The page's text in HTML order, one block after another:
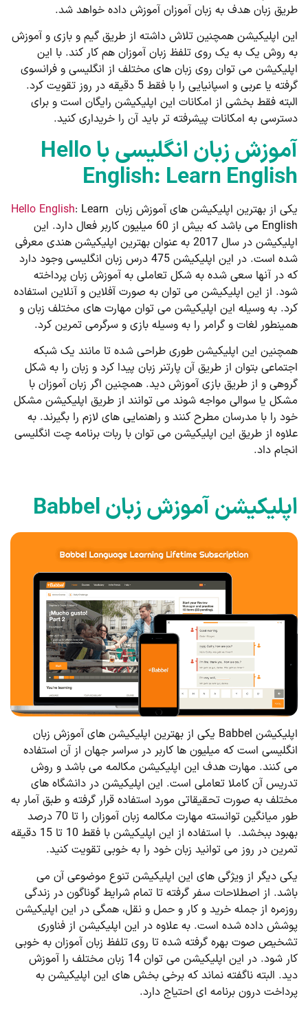
طریق زبان هدف به زبان آموزان آموزش داده خواهد شد.
این اپلیکیشن همچنین تلاش داشته از طریق گیم و بازی و آموزش
به روش یک به یک روی تلفظ زبان آموزان هم کار کند. با این
اپلیکیشن می توان روی زبان های مختلف از انگلیسی و فرانسوی
گرفته یا عربی و اسپانیایی را با فقط 5 دقیقه در روز تقویت کرد.
البته فقط بخشی از امکانات این اپلیکیشن رایگان است و برای
دسترسی به امکانات پیشرفته تر باید آن را خریداری کنید.
آموزش زبان انگلیسی با Hello
English: Learn English
یکی از بهترین اپلیکیشن های آموزش زبان Hello English: Learn
English می باشد که بیش از 60 میلیون کاربر فعال دارد. این
اپلیکیشن در سال 2017 به عنوان بهترین اپلیکیشن هندی معرفی
شده است. در این اپلیکیشن 475 درس زبان انگلیسی وجود دارد
که در آنها سعی شده به شکل تعاملی به آموزش زبان پرداخته
شود. از این اپلیکیشن می توان به صورت آفلاین و آنلاین استفاده
کرد. به وسیله این اپلیکیشن می توان مهارت های مختلف زبان و
همینطور لغات و گرامر را به وسیله بازی و سرگرمی تمرین کرد.
همچنین این اپلیکیشن طوری طراحی شده تا مانند یک شبکه
اجتماعی بتوان از طریق آن پارتنر زبان پیدا کرد و زبان را به شکل
گروهی و از طریق بازی آموزش دید. همچنین اگر زبان آموزان با
مشکل یا سوالی مواجه شوند می توانند از طریق اپلیکیشن مشکل
خود را با مدرسان مطرح کنند و راهنمایی های لازم را بگیرند. به
علاوه از طریق این اپلیکیشن می توان با ربات برنامه چت انگلیسی
انجام داد.
اپلیکیشن آموزش زبان Babbel
اپلیکیشن Babbel یکی از بهترین اپلیکیشن های آموزش زبان
انگلیسی است که میلیون ها کاربر در سراسر جهان از آن استفاده
می کنند. مهارت هدف این اپلیکیشن مکالمه می باشد و روش
تدریس آن کاملا تعاملی است. این اپلیکیشن در دانشگاه های
مختلف به صورت تحقیقاتی مورد استفاده قرار گرفته و طبق آمار به
طور میانگین توانسته مهارت مکالمه زبان آموزان را تا 70 درصد
بهبود ببخشد. با استفاده از این اپلیکیشن با فقط 10 تا 15 دقیقه
تمرین در روز می توانید زبان خود را به خوبی تقویت کنید.
یکی دیگر از ویژگی های این اپلیکیشن تنوع موضوعی آن می
باشد. از اصطلاحات سفر گرفته تا تمام شرایط گوناگون در زندگی
روزمره از جمله خرید و کار و حمل و نقل، همگی در این اپلیکیشن
پوشش داده شده است. به علاوه در این اپلیکیشن از فناوری
تشخیص صوت بهره گرفته شده تا روی تلفظ زبان آموزان به خوبی
کار شود. در این اپلیکیشن می توان 14 زبان مختلف را آموزش
دید. البته ناگفته نماند که برخی بخش های این اپلیکیشن به
پرداخت درون برنامه ای احتیاج دارد.